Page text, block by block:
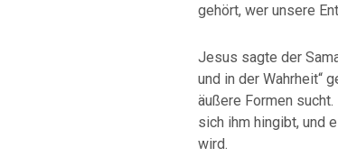
gehört, wer unsere
Jesus sagte der
und in der Wahrheit“
äußere Formen
sich ihm hingibt, und
wird.